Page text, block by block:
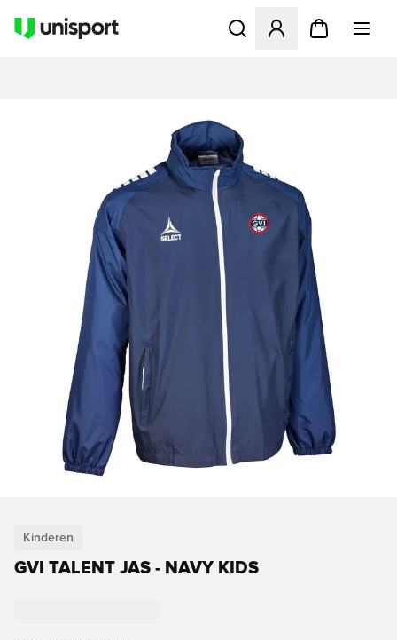
Opent een venster om in
Kinderen
GVI TALENT JAS - NAVY KIDS